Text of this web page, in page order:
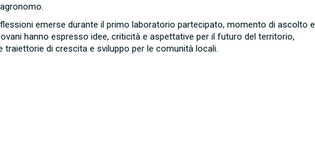
emerse durante il primo laboratorio partecipato, momento di ascolto e
hanno espresso idee, criticità e aspettative per il futuro del territorio,
traiettorie di crescita e sviluppo per le comunità locali.